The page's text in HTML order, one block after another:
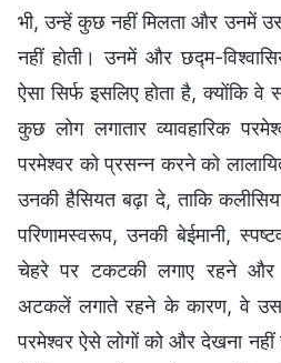
भी, उन्हें कुछ नहीं मिलता और उनमें
नहीं होती। उनमें और छद्म-
ऐसा सिर्फ इसलिए होता है, क्योंकि
कुछ लोग लगातार व्यावहारिक
परमेश्वर को प्रसन्न करने को
उनकी हैसियत बढ़ा दे, ताकि
परिणामस्वरूप, उनकी बेईमानी,
चेहरे पर टकटकी लगाए रहने
अटकलें लगाते रहने के कारण, वे उसके
परमेश्वर ऐसे लोगों को और देखना नहीं